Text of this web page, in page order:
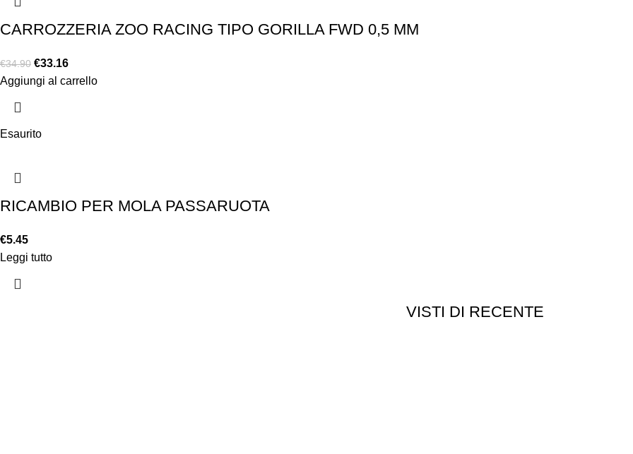
CARROZZERIA ZOO RACING TIPO GORILLA FWD 0,5 MM
€34.90 €33.16
Aggiungi al carrello
Esaurito
RICAMBIO PER MOLA PASSARUOTA
€5.45
Leggi tutto
VISTI DI RECENTE